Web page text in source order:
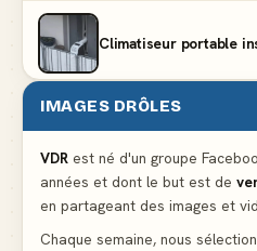
Climatiseur portable
Partager l'addition
Le mendiant revient
IMAGES DRÔLES
VDR est né d'un groupe
années et dont le but est de
en partageant des images et
Chaque semaine, nous